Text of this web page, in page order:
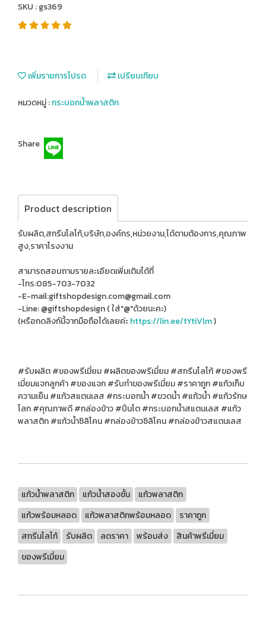
SKU : gs369
เพิ่มรายการโปรด เปรียบเทียบ
หมวดหมู่ :กระบอกน้ำพลาสติก
Share
Product description
รับผลิต,สกรีนโลโก้,บริษัท,องค์กร,หน่วยงาน,ได้ตามต้องการ,คุณภาพ
สูง,ราคาโรงงาน
สามารถสอบถามรายละเอียดเพิ่มเติมได้ที่
-โทร:085-703-7032
-E-mail:giftshopdesign.com@gmail.com
-Line: @giftshopdesign ( ใส่"@"ด้วยนะคะ)
(หรือกดลิงก์นี้จากมือถือได้เลยค่ะhttps://lin.ee/tYtiVlm)
#รับผลิต #ของพรีเมี่ยม #ผลิตของพรีเมี่ยม #สกรีนโลโก้ #ของพรี
เมี่ยมแจกลูกค้า #ของแจก #รับทําของพรีเมี่ยม #ราคาถูก #แก้วเก็บ
ความเย็น #แก้วสแตนเลส #กระบอกน้ำ #ขวดน้ำ #แก้วน้ำ #แก้วรักษ
โลก #คุณภาพดี #กล่องข้าว #ปิ่นโต #กระบอกน้ำสแตนเลส #แก้ว
พลาสติก #แก้วน้ำซิลิโคน #กล่องข้าวซิลิโคน #กล่องข้าวสแตนเลส
แก้วน้ำพลาสติก แก้วน้ำสองชั้น
แก้วพลาสติก
แก้วพร้อมหลอด
แก้วพลาสติกพร้อมหลอด
ราคาถูก
สกรีนโลโก้
รับผลิต ลดราคา พร้อมส่ง
สินค้าพรีเมี่ยม
ของพรีเมี่ยม